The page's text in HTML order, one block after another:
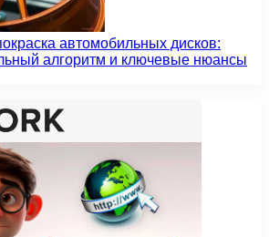
автомобильных дисков:
алгоритм и ключевые нюансы